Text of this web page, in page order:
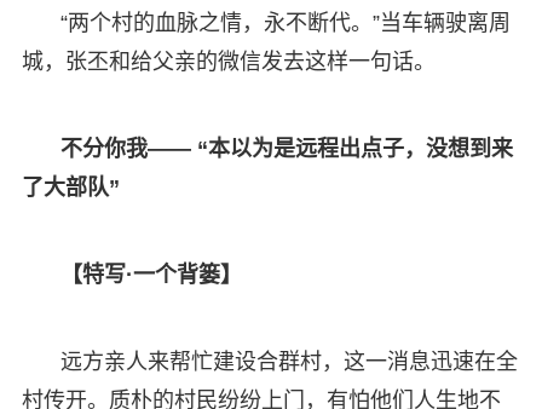
“两个村的血脉之情，永不断代。”当车辆驶离周
城，张丕和给父亲的微信发去这样一句话。
不分你我—— “本以为是远程出点子，没想到来
了大部队”
【特写·一个背篓】
远方亲人来帮忙建设合群村，这一消息迅速在全
村传开。质朴的村民纷纷上门，有怕他们人生地不